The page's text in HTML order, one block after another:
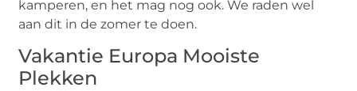
kamperen, en het mag nog ook. We raden wel
aan dit in de zomer te doen.
Vakantie Europa Mooiste
Plekken